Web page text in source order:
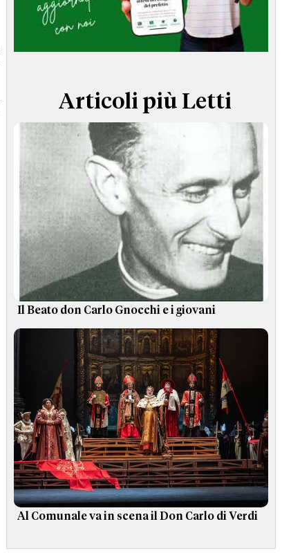
Articoli più Letti
Il Beato don Carlo Gnocchi e i giovani
Al Comunale va in scena il Don Carlo di Verdi